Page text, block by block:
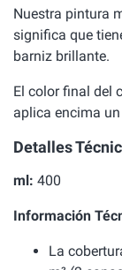
Nuestra pintura
significa que
barniz brillante.
El color final del
aplica encima
Detalles
ml: 400
Información
La